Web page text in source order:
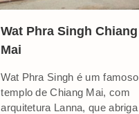
Wat Phra Singh Chiang
Mai
Wat Phra Singh é um famoso
templo de Chiang Mai, com
arquitetura Lanna, que